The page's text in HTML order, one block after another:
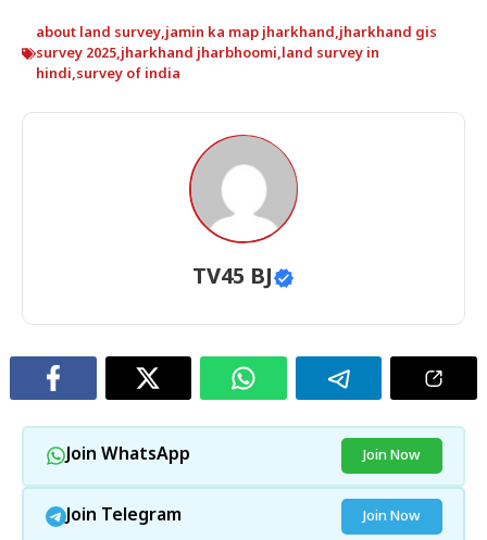
about land survey,jamin ka map jharkhand,jharkhand gis
survey 2025,jharkhand jharbhoomi,land survey in
hindi,survey of india
TV45 BJ
Join WhatsApp Join Now
Join Telegram Join Now